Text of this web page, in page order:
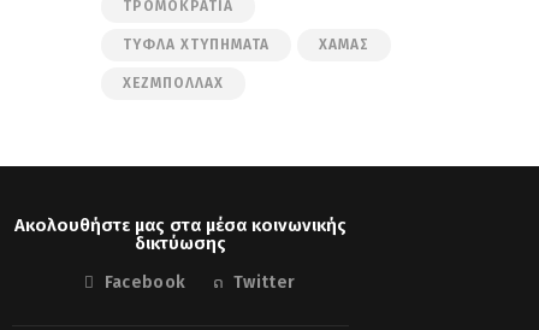
ΤΡΟΜΟΚΡΑΤΊΑ
ΤΥΦΛΆ ΧΤΥΠΉΜΑΤΑ ΧΑΜΆΣ
ΧΕΖΜΠΟΛΛΆΧ
Ακολουθήστε μας στα μέσα κοινωνικής
δικτύωσης
Facebook Twitter